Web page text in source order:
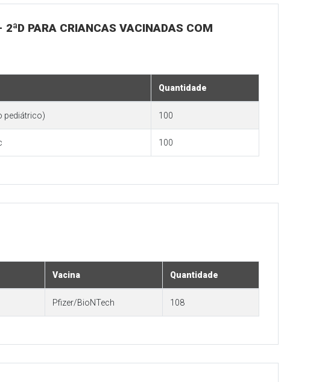
PARA CRIANCAS VACINADAS COM
Quantidade
pediátrico) 100
100
Vacina Quantidade
Pfizer/BioNTech 108